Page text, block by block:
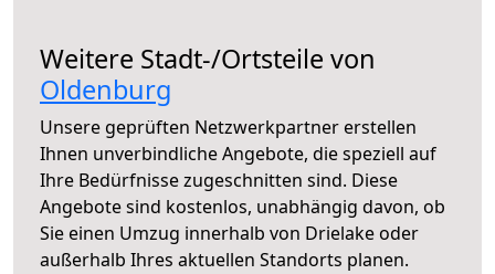
Weitere Stadt-/Ortsteile von
Oldenburg
Unsere geprüften Netzwerkpartner erstellen
Ihnen unverbindliche Angebote, die speziell auf
Ihre Bedürfnisse zugeschnitten sind. Diese
Angebote sind kostenlos, unabhängig davon, ob
Sie einen Umzug innerhalb von Drielake oder
außerhalb Ihres aktuellen Standorts planen.